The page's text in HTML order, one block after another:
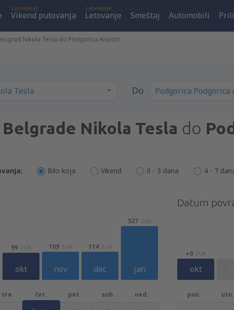
Let+Hotel
Vikend putovanja
Let+Hotel
Letovanje Smeštaj Automobili
Nikola Tesla do Podgorica Airport
Do
Belgrade Nikola Tesla do
Bilo koja Vikend 0 - 3 dana 4 - 7
okt
99 EUR
nov
109 EUR
dec
114 EUR
jan
527 EUR
sre. čet. pet. sub. ned.
Datum
okt
+0 EUR
pon. uto.